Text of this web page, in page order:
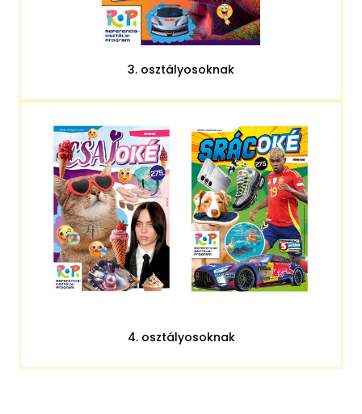
3. osztályosoknak
4. osztályosoknak